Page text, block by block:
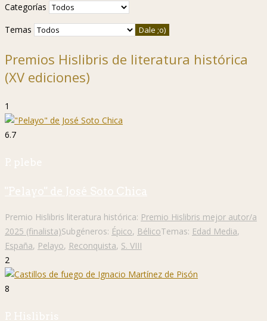
Categorías
Temas
Premios Hislibris de literatura histórica
(XV ediciones)
1
6.7
P. plebe
"Pelayo" de José Soto Chica
Premio Hislibris literatura histórica: Premio Hislibris mejor autor/a
2025 (finalista)Subgéneros: Épico, BélicoTemas: Edad Media,
España, Pelayo, Reconquista, S. VIII
2
8
P. Hislibris